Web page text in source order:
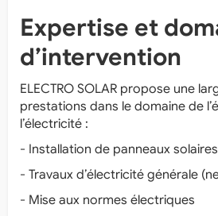
Expertise et
d’intervention
ELECTRO SOLAR propose une
prestations dans le domaine de
l’électricité :
- Installation de panneaux
- Travaux d’électricité générale
- Mise aux normes électriques